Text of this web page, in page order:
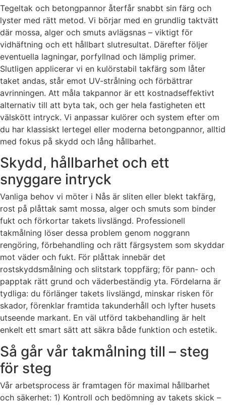
Tegeltak och betongpannor återfår snabbt sin färg och
lyster med rätt metod. Vi börjar med en grundlig taktvätt
där mossa, alger och smuts avlägsnas – viktigt för
vidhäftning och ett hållbart slutresultat. Därefter följer
eventuella lagningar, porfyllnad och lämplig primer.
Slutligen applicerar vi en kulörstabil takfärg som låter
taket andas, står emot UV-strålning och förbättrar
avrinningen. Att måla takpannor är ett kostnadseffektivt
alternativ till att byta tak, och ger hela fastigheten ett
välskött intryck. Vi anpassar kulörer och system efter om
du har klassiskt lertegel eller moderna betongpannor, alltid
med fokus på skydd och lång hållbarhet.
Skydd, hållbarhet och ett
snyggare intryck
Vanliga behov vi möter i Nås är sliten eller blekt takfärg,
rost på plåttak samt mossa, alger och smuts som binder
fukt och förkortar takets livslängd. Professionell
takmålning löser dessa problem genom noggrann
rengöring, förbehandling och rätt färgsystem som skyddar
mot väder och fukt. För plåttak innebär det
rostskyddsmålning och slitstark toppfärg; för pann- och
papptak rätt grund och väderbeständig yta. Fördelarna är
tydliga: du förlänger takets livslängd, minskar risken för
skador, förenklar framtida takunderhåll och lyfter husets
utseende markant. En väl utförd takbehandling är helt
enkelt ett smart sätt att säkra både funktion och estetik.
Så går vår takmålning till – steg
för steg
Vår arbetsprocess är framtagen för maximal hållbarhet
och säkerhet: 1) Kontroll och bedömning av takets skick –